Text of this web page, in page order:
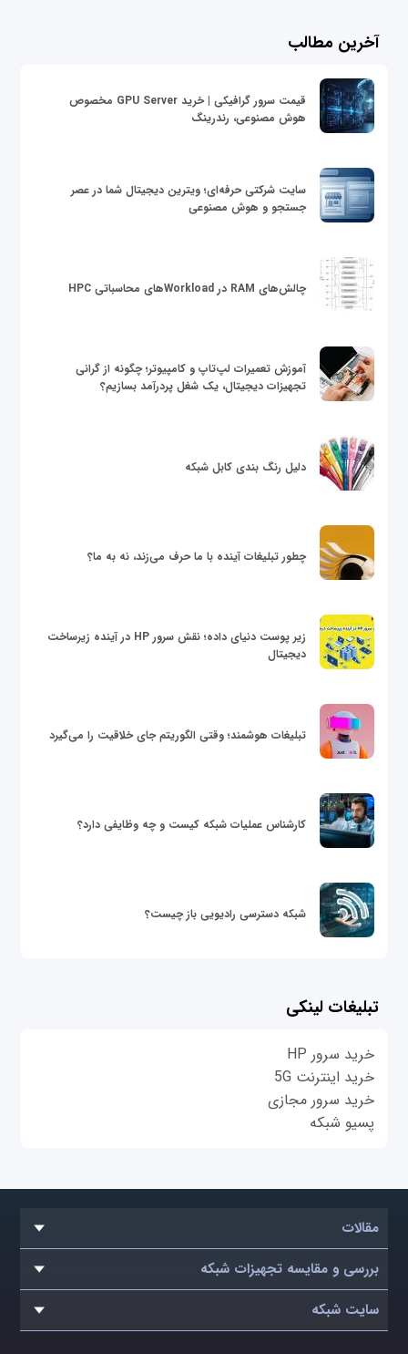
آخرین مطالب
قیمت سرور گرافیکی | خرید GPU Server مخصوص
هوش مصنوعی، رندرینگ
سایت شرکتی حرفه‌ای؛ ویترین دیجیتال شما در عصر
جستجو و هوش مصنوعی
چالش‌های RAM در Workloadهای محاسباتی HPC
آموزش تعمیرات لپ‌تاپ و کامپیوتر؛ چگونه از گرانی
تجهیزات دیجیتال، یک شغل پردرآمد بسازیم؟
دلیل رنگ بندی کابل شبکه
چطور تبلیغات آینده با ما حرف می‌زند، نه به ما؟
زیر پوست دنیای داده؛ نقش سرور HP در آینده زیرساخت
دیجیتال
تبلیغات هوشمند؛ وقتی الگوریتم جای خلاقیت را می‌گیرد
کارشناس عملیات شبکه کیست و چه وظایفی دارد؟
شبکه دسترسی رادیویی باز چیست؟
تبلیغات لینکی
خرید سرور HP
خرید اینترنت 5G
خرید سرور مجازی
پسیو شبکه
مقالات
بررسی و مقایسه تجهیزات شبکه
سایت شبکه